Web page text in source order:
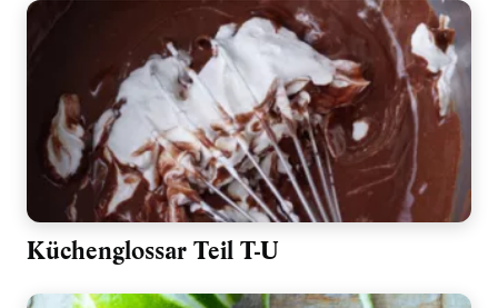
Küchenglossar Teil T-U